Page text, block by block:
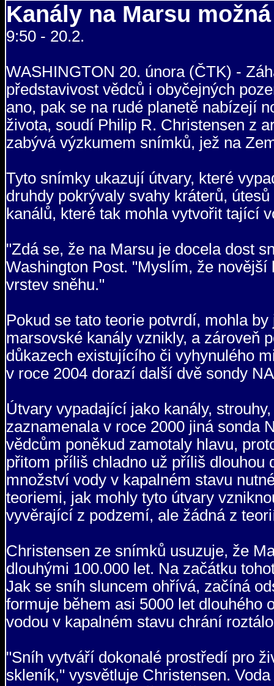
Kanály na Marsu
9:50 - 20.2.
WASHINGTON 20. února (ČTK) -
představivost vědců i obyčejných
ano, pak se na rudé planetě nabízejí
života, soudí Philip R. Christensen z
zabývá výzkumem snímků, jež na
Tyto snímky ukazují útvary, které
druhdy pokrývaly svahy kráterů,
kanálů, které tak mohla vytvořit tající
"Zdá se, že na Marsu je docela dost
Washington Post. "Myslím, že
vrstev sněhu."
Pokud se tato teorie potvrdí, mohla
marsovské kanály vznikly, a zároveň
důkazech existujícího či vyhynulého
v roce 2004 dorazí další dvě sondy
Útvary vypadající jako kanály,
zaznamenala v roce 2000 jiná sonda
vědcům poněkud zamotaly hlavu,
přitom příliš chladno už příliš dlouhou
množství vody v kapalném stavu
teoriemi, jak mohly tyto útvary
vyvěrající z podzemí, ale žádná z
Christensen ze snímků usuzuje, že
dlouhými 100.000 let. Na začátku
Jak se sníh sluncem ohřívá, začíná
formuje během asi 5000 let dlouhého
vodou v kapalném stavu chrání
"Sníh vytváří dokonalé prostředí pro
skleník," vysvětluje Christensen.